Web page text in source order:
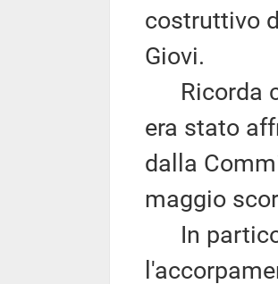
costruttivo
Giovi.
Ricorda
era stato
dalla
maggio
In